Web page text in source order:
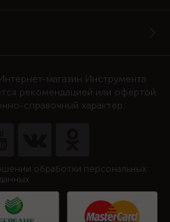
магазин Инструмента
рекомендацией или офертой
справочный характер.
обработки персональных